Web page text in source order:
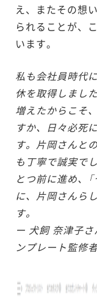
え、またその想
られることが、
います。
私も会社員時代
休を取得しまし
増えたからこそ
すか、日々必死
す。片岡さんと
も丁寧で誠実で
とつ前に進め、
に、片岡さんら
す。
ー 犬飼 奈津子
ンプレート監修者